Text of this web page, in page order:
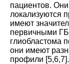
пациентов.
локализуются
имеют
первичными
глиобластома
они имеют
профили [5,6,7].